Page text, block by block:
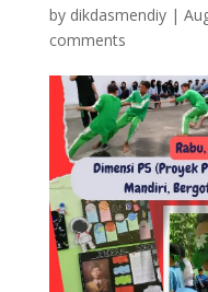
by dikdasmendiy|
comments